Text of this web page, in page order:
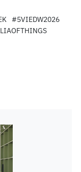
#5VIEDW2026